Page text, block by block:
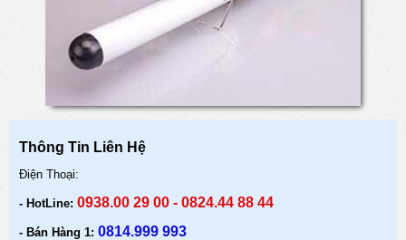
Thông Tin Liên Hệ
Điện Thoại:
- HotLine: 0938.00 29 00 - 0824.44 88 44
- Bán Hàng 1: 0814.999 993